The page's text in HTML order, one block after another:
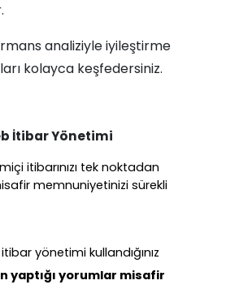
analiziyle iyileştirme
kolayca keşfedersiniz.
İtibar Yönetimi
itibarınızı tek noktadan
memnuniyetinizi sürekli
yönetimi kullandığınız
yaptığı yorumlar misafir